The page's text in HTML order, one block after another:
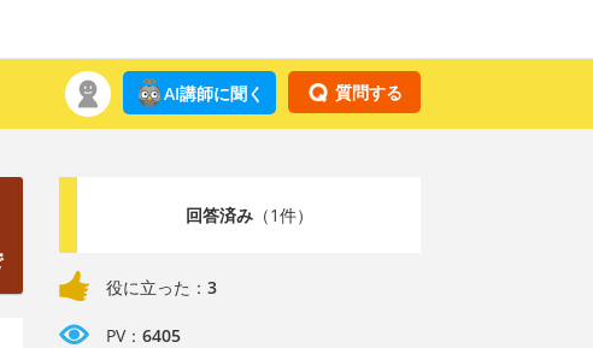
質問する
AI講師に聞く
回答済み（1件）
役に立った： 3
PV： 6405